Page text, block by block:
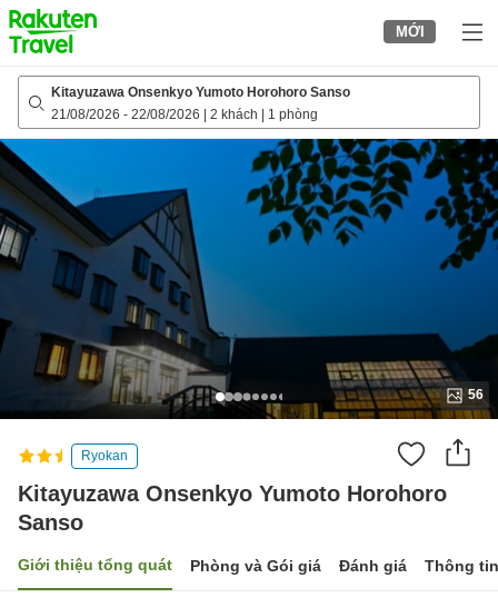
to
top
page
MỚI
Kitayuzawa Onsenkyo Yumoto Horohoro Sanso
21/08/2026 - 22/08/2026 2 khách 1 phòng
56
Ryokan
Kitayuzawa Onsenkyo Yumoto Horohoro
Sanso
Giới thiệu tổng quát Phòng và Gói giá Đánh giá Thông